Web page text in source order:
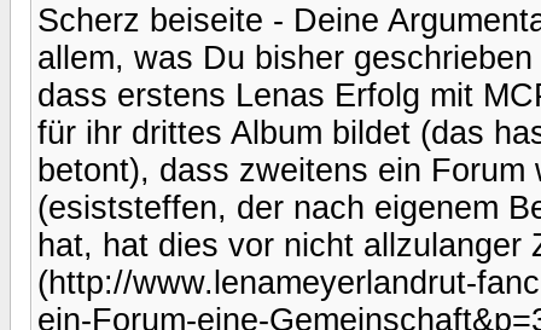
Scherz beiseite - Deine
allem, was Du bisher
dass erstens Lenas Erfolg mit
für ihr drittes Album bildet (das
betont), dass zweitens ein
(esiststeffen, der nach eigenem
hat, hat dies vor nicht allzulanger
(http://www.lenameyerlandrut-
ein-Forum-eine-